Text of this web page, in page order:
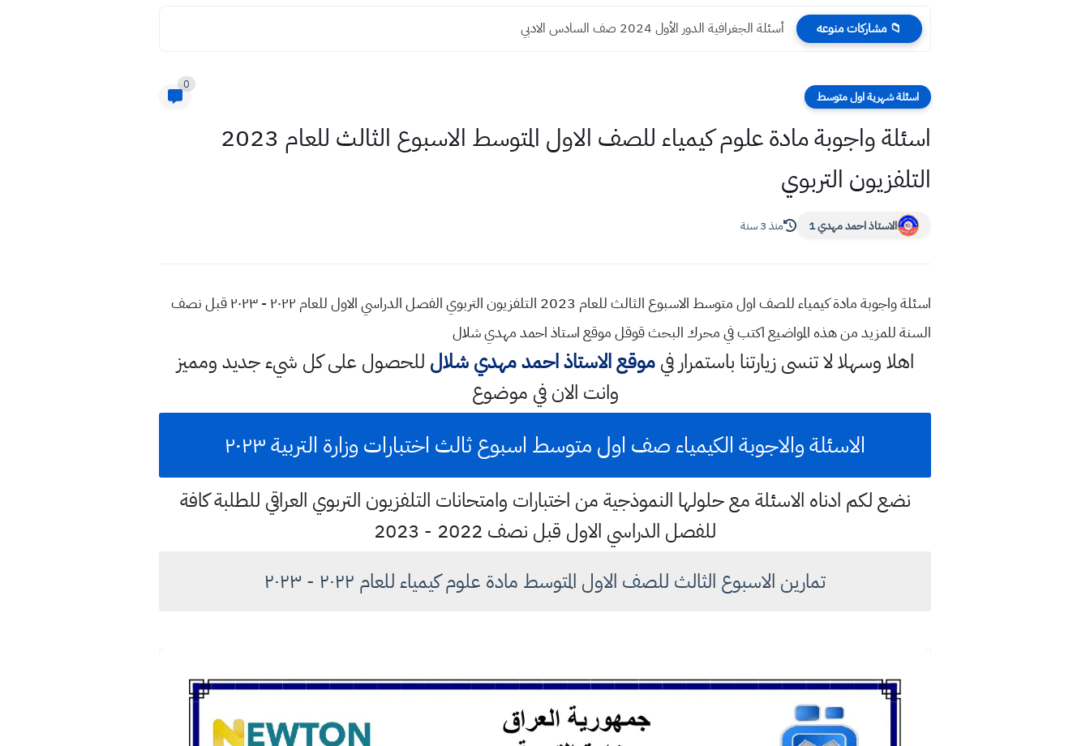
📁 مشاركات منوعه أسئلة الجغرافية الدور الأول 2024 صف السادس الادبي
اسئلة شهرية اول متوسط
0
اسئلة واجوبة مادة علوم كيمياء للصف الاول المتوسط الاسبوع الثالث للعام 2023
التلفزيون التربوي
الاستاذ احمد مهدي 1 منذ 3 سنة
اسئلة واجوبة مادة كيمياء للصف اول متوسط الاسبوع الثالث للعام 2023 التلفزيون التربوي الفصل الدراسي الاول للعام ٢٠٢٢ - ٢٠٢٣ قبل نصف
السنة للمزيد من هذه المواضيع اكتب في محرك البحث قوقل موقع استاذ احمد مهدي شلال
اهلا وسهلالا تنسى زيارتنا باستمرار فيموقع الاستاذ احمد مهدي شلال للحصول على كل شيء جديد ومميز
وانت الان في موضوع
الاسئلة والاجوبة الكيمياء صف اول متوسط اسبوع ثالث اختبارات وزارة التربية ٢٠٢٣
نضع لكم ادناه الاسئلة مع حلولها النموذجية من اختبارات وامتحانات التلفزيون التربوي العراقي للطلبة كافة
للفصل الدراسي الاول قبل نصف 2022 - 2023
تمارين الاسبوع الثالث للصف الاول المتوسط مادة علوم كيمياء للعام ٢٠٢٢ - ٢٠٢٣